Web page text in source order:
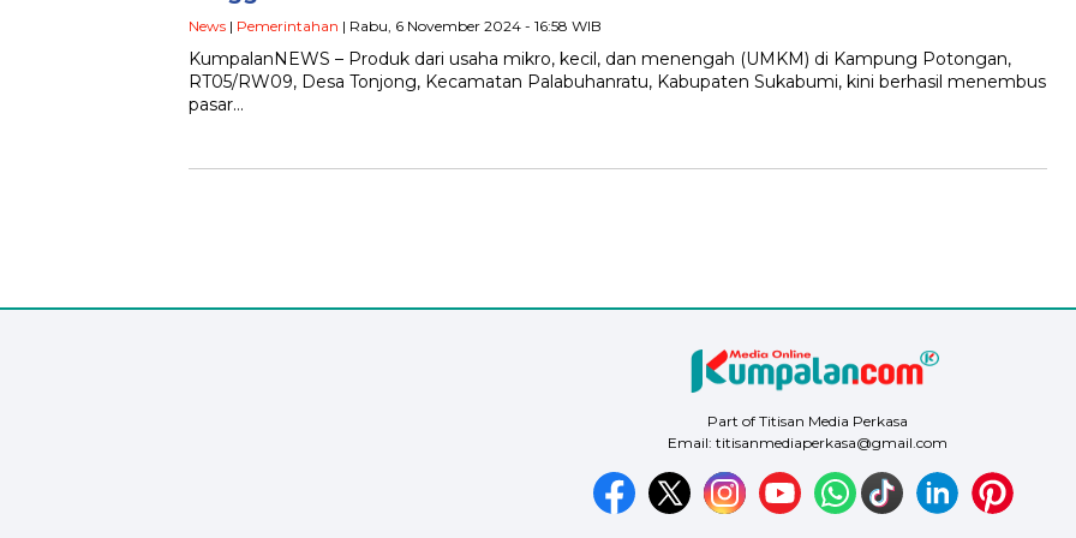
News | Pemerintahan | Rabu, 6 November 2024 - 16:58 WIB
KumpalanNEWS – Produk dari usaha mikro, kecil, dan menengah (UMKM) di Kampung Potongan,
RT05/RW09, Desa Tonjong, Kecamatan Palabuhanratu, Kabupaten Sukabumi, kini berhasil menembus
pasar…
Part of Titisan Media Perkasa
Email: titisanmediaperkasa@gmail.com